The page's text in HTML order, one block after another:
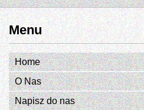
Menu
Home
O Nas
Napisz do nas